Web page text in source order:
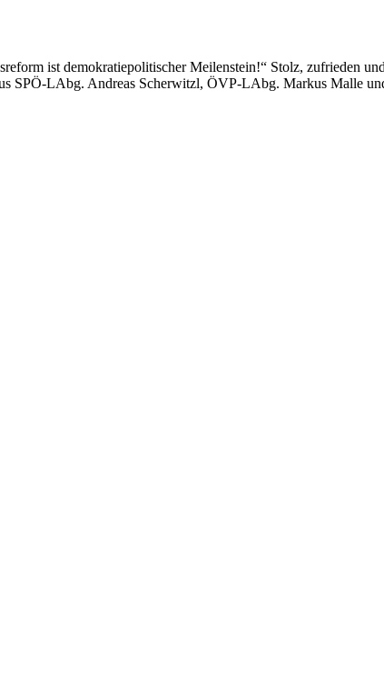
ist demokratiepolitischer Meilenstein!“ Stolz, zufrieden
SPÖ-LAbg. Andreas Scherwitzl, ÖVP-LAbg. Markus Malle